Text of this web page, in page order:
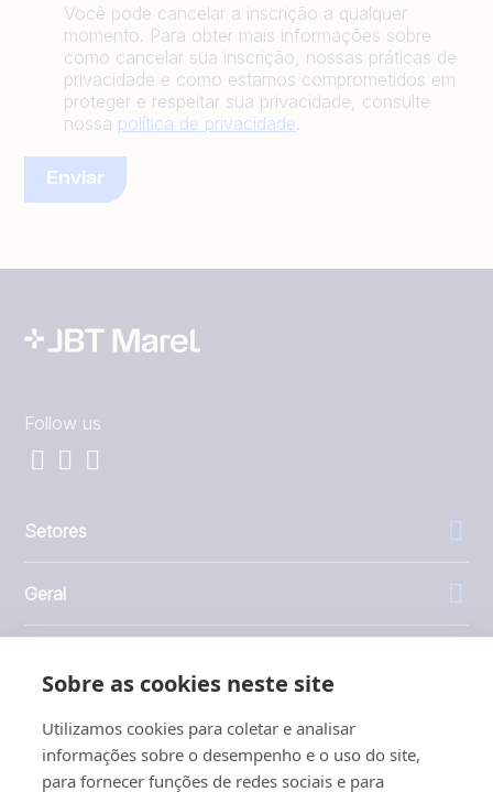
Sobre as cookies neste site
Utilizamos cookies para coletar e analisar
informações sobre o desempenho e o uso do site,
para fornecer funções de redes sociais e para
Você pode cancelar a inscrição a qualquer
momento. Para obter mais informações sobre
como cancelar sua inscrição, nossas práticas de
privacidade e como estamos comprometidos em
proteger e respeitar sua privacidade, consulte
nossa política de privacidade.
Follow us
Setores
Geral
Investidores